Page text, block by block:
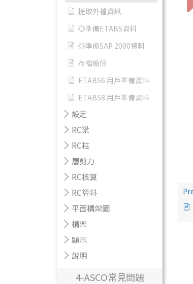
提取外檔資訊
◎準備ETABS資料
◎準備SAP 2000資料
存檔備份
ETABS6 用戶準備資料
ETABS8 用戶準備資料
設定
RC梁
RC柱
層剪力
RC核算
RC算料
平面構架圖
構架
顯示
說明
4-ASCO常見問題